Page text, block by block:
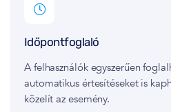
Időpontfoglaló
A felhasználók egyszerűen
automatikus értesítéseket is
közelít az esemény.